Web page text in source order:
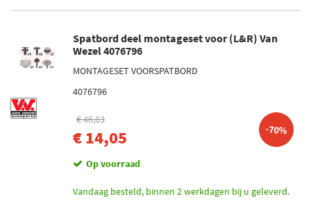
Spatbord deel montageset voor (L&R) Van
Wezel 4076796
MONTAGESET VOORSPATBORD
4076796
€ 46,83
€ 14,05 -70%
Op voorraad
Vandaag besteld, binnen 2 werkdagen bij u geleverd.